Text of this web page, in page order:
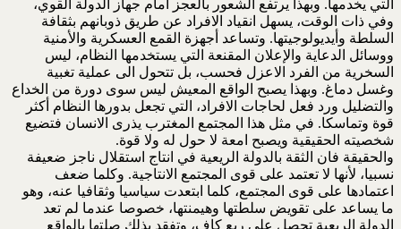
التي يخدمها. وبهذا يرتفع الشعور بالعجز امام جهاز الدولة القوي،
وفي ذات الوقت، يسهل انقياد الافراد عن طريق ذوبانهم بثقافة
السلطة وأيديولوجيتها. وتساعد أجهزة القمع العسكرية والأمنية
ووسائل الدعاية والإعلان المقنعة التي يستخدمها النظام، ليس
السخرية من الفرد الاعزل فحسب، بل تتحول الى عملية تغبية
وغسل دماغ. وبهذا يصبح الواقع المعيش ليس سوى دورة من الخداع
والتضليل ورد فعل لحاجات الافراد، التي تجعل بدورها النظام أكثر
قوة وتماسكا. في مثل هذا المجتمع المغترب يذرى الانسان فتضيع
شخصيته الحقيقية ويصبح امعة لا حول له ولا قوة.
والحقيقة فان الثقة بالدولة الريعية في انتاج استقلال ناجز ضعيفة
نسبيا، لأنها لا تعتمد على قوى المجتمع الانتاجية. وكلما ضعف
اعتمادها على قوى المجتمع، كلما ابتعدت سياسيا وثقافيا عنه، وهو
ما يساعد على تقويض سلطتها وهيمنتها، خصوصا عندما لم تعد
الدولة الريعية تحصل على ريع كاف، وتفقد بذلك صلتها بالواقع